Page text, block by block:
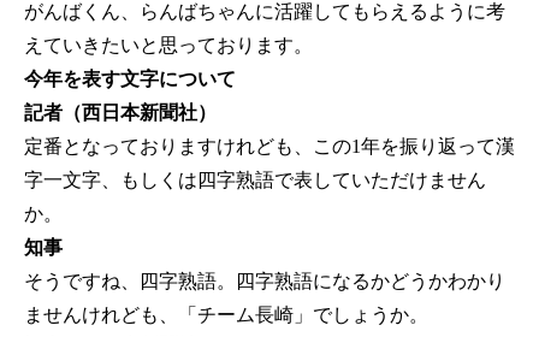
がんばくん、らんばちゃんに活躍してもらえるように考
えていきたいと思っております。
今年を表す文字について
記者（西日本新聞社）
定番となっておりますけれども、この1年を振り返って漢
字一文字、もしくは四字熟語で表していただけません
か。
知事
そうですね、四字熟語。四字熟語になるかどうかわかり
ませんけれども、「チーム長崎」でしょうか。